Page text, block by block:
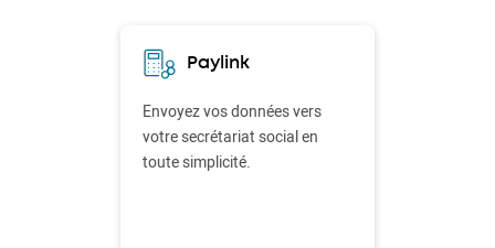
Paylink
Envoyez vos données vers
votre secrétariat social en
toute simplicité.